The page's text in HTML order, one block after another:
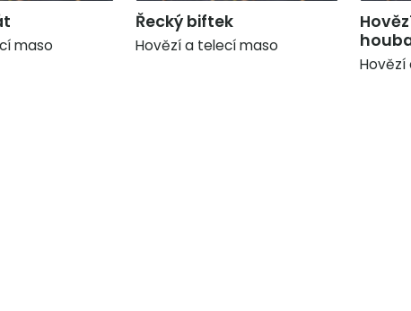
maso
Řecký biftek
Hovězí a telecí maso